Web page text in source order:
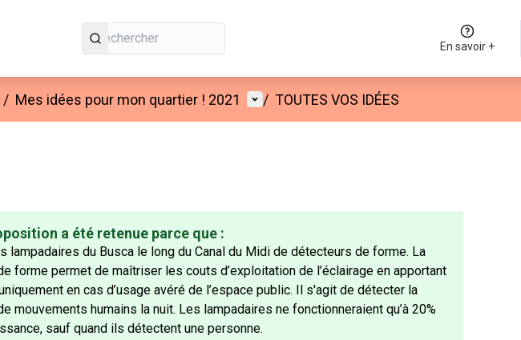
En savoir +
/ Mes idées pour mon quartier ! 2021 Menu utilisateur
/ TOUTES VOS IDÉES
a été retenue parce que :
lampadaires du Busca le long du Canal du Midi de détecteurs de forme. La
forme permet de maîtriser les couts d’exploitation de l’éclairage en apportant
en cas d’usage avéré de l’espace public. Il s'agit de détecter la
mouvements humains la nuit. Les lampadaires ne fonctionneraient qu’à 20%
sauf quand ils détectent une personne.